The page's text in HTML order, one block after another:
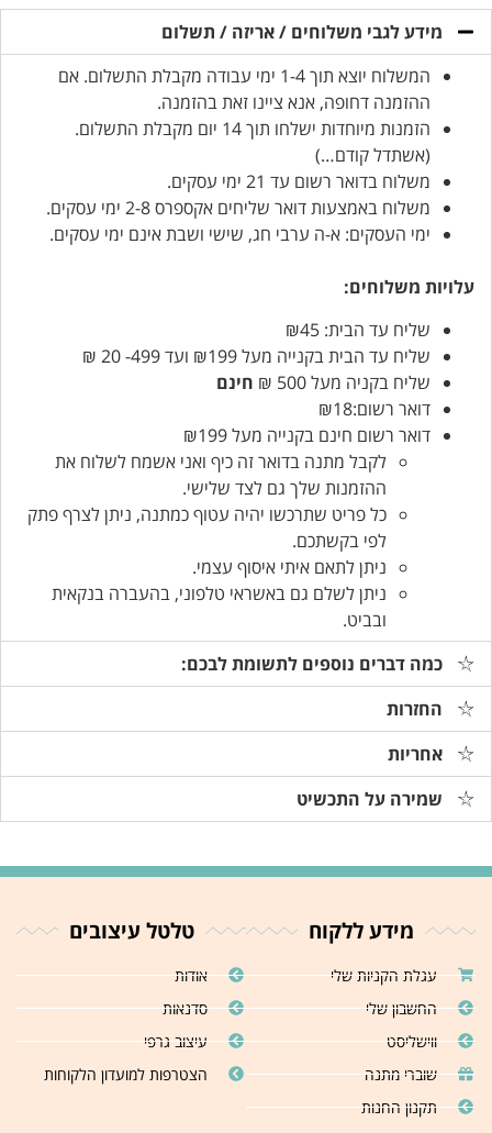
מידע לגבי משלוחים / אריזה / תשלום
המשלוח יוצא תוך 1-4 ימי עבודה מקבלת התשלום. אם
ההזמנה דחופה, אנא ציינו זאת בהזמנה.
הזמנות מיוחדות ישלחו תוך 14 יום מקבלת התשלום.
(אשתדל קודם…)
משלוח בדואר רשום עד 21 ימי עסקים.
משלוח באמצעות דואר שליחים אקספרס 2-8 ימי עסקים.
ימי העסקים: א-ה ערבי חג, שישי ושבת אינם ימי עסקים.
עלויות משלוחים:
שליח עד הבית: ₪45
שליח עד הבית בקנייה מעל ₪199 ועד 499- 20 ₪
שליח בקניה מעל 500 ₪
חינם
דואר רשום:₪18
דואר רשום חינם בקנייה מעל ₪199
לקבל מתנה בדואר זה כיף ואני אשמח לשלוח את
ההזמנות שלך גם לצד שלישי.
כל פריט שתרכשו יהיה עטוף כמתנה, ניתן לצרף פתק
לפי בקשתכם.
ניתן לתאם איתי איסוף עצמי.
ניתן לשלם גם באשראי טלפוני, בהעברה בנקאית
ובביט.
כמה דברים נוספים לתשומת לבכם:
החזרות
אחריות
שמירה על התכשיט
מידע ללקוח
עגלת הקניות שלי
החשבון שלי
ווישליסט
שוברי מתנה
תקנון החנות
טלטל עיצובים
אודות
סדנאות
עיצוב גרפי
הצטרפות למועדון הלקוחות